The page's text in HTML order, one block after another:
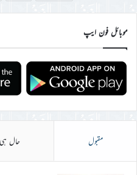
موبائل فون ایپ
مقبول حال